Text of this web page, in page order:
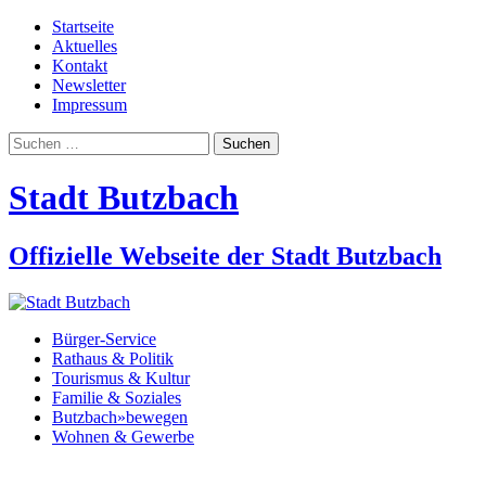
Startseite
Aktuelles
Kontakt
Newsletter
Impressum
Suchen
nach:
Stadt Butzbach
Offizielle Webseite der Stadt Butzbach
Bürger-Service
Rathaus & Politik
Tourismus & Kultur
Familie & Soziales
Butzbach»bewegen
Wohnen & Gewerbe